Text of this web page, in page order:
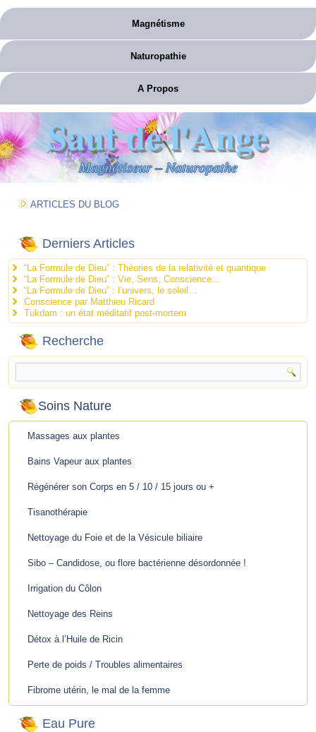
Magnétisme
Naturopathie
A Propos
Saut de l'Ange
Magnétiseur – Naturopathe
ARTICLES DU BLOG
Derniers Articles
“La Formule de Dieu” : Théories de la relativité et quantique
“La Formule de Dieu” : Vie, Sens, Conscience…
“La Formule de Dieu” : l’univers, le soleil…
Conscience par Matthieu Ricard
Tukdam : un état méditatif post-mortem
Recherche
Soins Nature
Massages aux plantes
Bains Vapeur aux plantes
Régénérer son Corps en 5 / 10 / 15 jours ou +
Tisanothérapie
Nettoyage du Foie et de la Vésicule biliaire
Sibo – Candidose, ou flore bactérienne désordonnée !
Irrigation du Côlon
Nettoyage des Reins
Détox à l’Huile de Ricin
Perte de poids / Troubles alimentaires
Fibrome utérin, le mal de la femme
Eau Pure